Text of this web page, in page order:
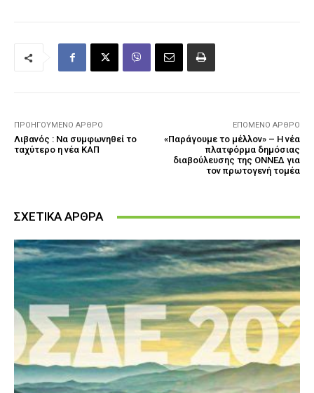
ΠΡΟΗΓΟΎΜΕΝΟ ΆΡΘΡΟ
Λιβανός : Να συμφωνηθεί το
ταχύτερο η νέα ΚΑΠ
ΕΠΌΜΕΝΟ ΆΡΘΡΟ
«Παράγουμε το μέλλον» – Η νέα
πλατφόρμα δημόσιας
διαβούλευσης της ΟΝΝΕΔ για
τον πρωτογενή τομέα
ΣΧΕΤΙΚΑ ΑΡΘΡΑ